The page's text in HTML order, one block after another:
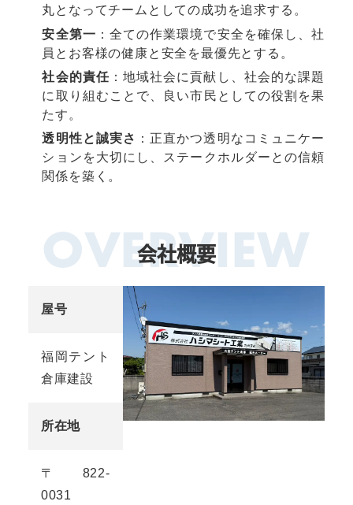
丸となってチームとしての成功を追求する。
安全第一 ：全ての作業環境で安全を確保し、社
員とお客様の健康と安全を最優先とする。
社会的責任：地域社会に貢献し、社会的な課題
に取り組むことで、良い市民としての役割を果
たす。
透明性と誠実さ ：正直かつ透明なコミュニケー
ションを大切にし、ステークホルダーとの信頼
関係を築く。
会社概要
屋号
福岡テント
倉庫建設
所在地
〒822-
0031